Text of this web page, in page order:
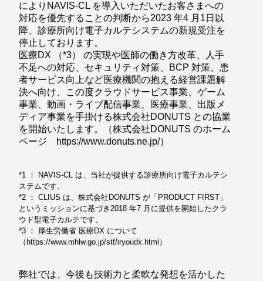
によりNAVIS-CL を導入いただいたお客さまへの
対応を優先することの判断から2023 年4 月1日以
降、診療所向け電子カルテシステムの新規受注を
停止しております。
医療DX （*3） の実現や医師の働き方改革、人手
不足への対応、セキュリティ対策、BCP 対策、患
者サービス向上など医療機関の抱える経営課題解
決へ向け、この度クラウドサービス事業、ゲーム
事業、動画・ライブ配信事業、医療事業、出版メ
ディア事業を手掛ける株式会社DONUTS との協業
を開始いたします。（株式会社DONUTS のホーム
ページ https://www.donuts.ne.jp/）
*1 ： NAVIS-CL は、当社が提供する診療所向け電子カルテシ
ステムです。
*2 ： CLIUS は、株式会社DONUTS が「PRODUCT FIRST」
というミッションに基づき2018 年7 月に提供を開始したクラ
ウド型電子カルテです。
*3 ： 厚生労働省 医療DX について
（https://www.mhlw.go.jp/stf/iryoudx.html）
弊社では、今後も技術力と柔軟な発想を活かした